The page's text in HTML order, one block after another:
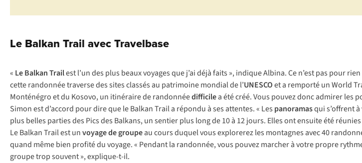
Le Balkan Trail avec Travelbase
« Le Balkan Trailest l’un des plus beaux voyages que j’ai déjà faits », indique Albina. Ce n’est pas pour
cette randonnée traverse des sites classés au patrimoine mondial de l’UNESCOet a remporté un World
Monténégro et du Kosovo, un itinéraire de randonnéedifficilea été créé. Vous pouvez donc admirer les
Simon est d’accord pour dire que le Balkan Trail a répondu à ses attentes. « Les panoramasqui s’offrent
plus belles parties des Pics des Balkans, un sentier plus long de 10 à 12 jours. Elles ont ensuite été
Le Balkan Trail est unvoyage de groupeau cours duquel vous explorerez les montagnes avec 40
quand même bien profité du voyage. « Pendant la randonnée, vous pouvez marcher à votre propre
groupe trop souvent », explique-t-il.